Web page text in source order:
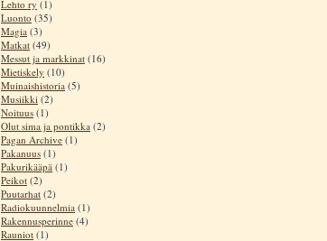
Lehto ry (1)
Luonto (35)
Magia (3)
Matkat (49)
Messut ja markkinat (16)
Mietiskely (10)
Muinaishistoria (5)
Musiikki (2)
Noituus (1)
Olut sima ja pontikka (2)
Pagan Archive (1)
Pakanuus (1)
Pakurikääpä (1)
Peikot (2)
Puutarhat (2)
Radiokuunnelmia (1)
Rakennusperinne (4)
Rauniot (1)